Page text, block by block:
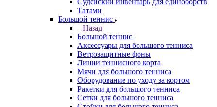
Судейский инвентарь для единоборств
Татами
Большой теннис
Назад
Большой теннис
Аксессуары для большого тенниса
Ветрозащитные фоны
Линии теннисного корта
Мячи для большого тенниса
Оборудование по уходу за кортом
Ракетки для большого тенниса
Сетки для большого тенниса